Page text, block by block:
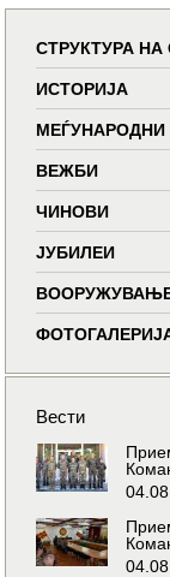
СТРУКТУРА НА
ИСТОРИЈА
МЕЃУНАРОДНИ
ВЕЖБИ
ЧИНОВИ
ЈУБИЛЕИ
Вести